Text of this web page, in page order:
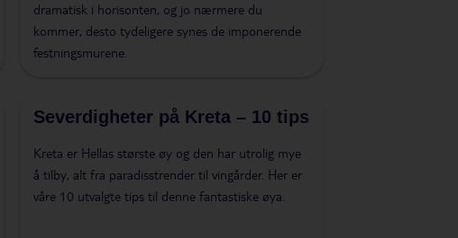
dramatisk i horisonten, og jo nærmere du
kommer, desto tydeligere synes de imponerende
festningsmurene.
Severdigheter på Kreta – 10 tips
Kreta er Hellas største øy og den har utrolig mye
å tilby, alt fra paradisstrender til vingårder. Her er
våre 10 utvalgte tips til denne fantastiske øya.